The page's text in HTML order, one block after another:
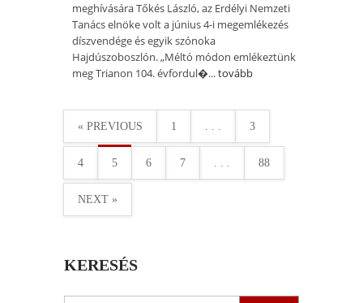
meghívására Tőkés László, az Erdélyi Nemzeti
Tanács elnöke volt a június 4-i megemlékezés
díszvendége és egyik szónoka
Hajdúszoboszlón. „Méltó módon emlékeztünk
meg Trianon 104. évfordul�...tovább
« PREVIOUS 1 . . . 3
4 5 6 7 . . . 88
NEXT »
KERESÉS